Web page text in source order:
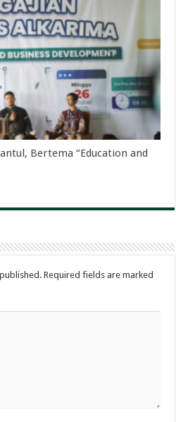
Bertema “Education and
Required fields are marked